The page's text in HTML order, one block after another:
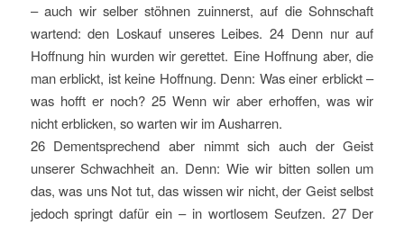
– auch wir selber stöhnen zuinnerst, auf die Sohnschaft
wartend: den Loskauf unseres Leibes. 24 Denn nur auf
Hoffnung hin wurden wir gerettet. Eine Hoffnung aber, die
man erblickt, ist keine Hoffnung. Denn: Was einer erblickt –
was hofft er noch? 25 Wenn wir aber erhoffen, was wir
nicht erblicken, so warten wir im Ausharren.
26 Dementsprechend aber nimmt sich auch der Geist
unserer Schwachheit an. Denn: Wie wir bitten sollen um
das, was uns Not tut, das wissen wir nicht, der Geist selbst
jedoch springt dafür ein – in wortlosem Seufzen. 27 Der